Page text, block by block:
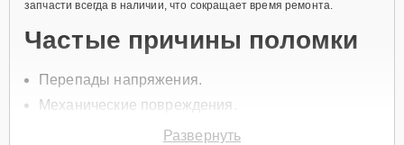
запчасти всегда в наличии, что сокращает время ремонта.
Частые причины поломки
Перепады напряжения.
Механические повреждения.
Износ компонентов блока управления.
Развернуть